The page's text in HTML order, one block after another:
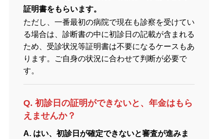
証明書をもらいます。
ただし、一番最初の病院で現在も診察を受けてい
る場合は、診断書の中に初診日の記載が含まれる
ため、受診状況等証明書は不要になるケースもあ
ります。ご自身の状況に合わせて判断が必要で
す。
Q. 初診日の証明ができないと、年金はもら
えませんか？
A. はい、初診日が確定できないと審査が進みま